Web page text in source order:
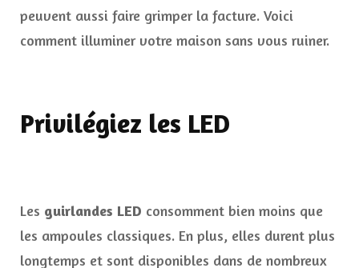
peuvent aussi faire grimper la facture. Voici
comment illuminer votre maison sans vous ruiner.
Privilégiez les LED
Les guirlandes LED consomment bien moins que
les ampoules classiques. En plus, elles durent plus
longtemps et sont disponibles dans de nombreux